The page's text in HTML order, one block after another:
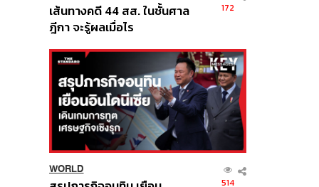
เส้นทางคดี 44 สส. ในชั้นศาล
ฎีกา จะรู้ผลเมื่อไร
172
WORLD
514